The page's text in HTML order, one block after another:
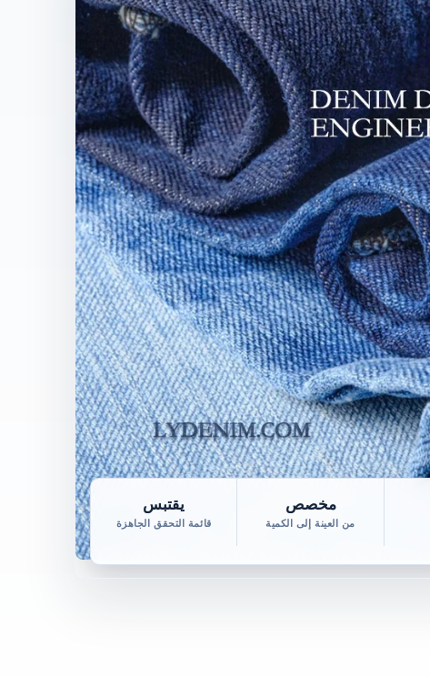
مخصص
من العينة إلى الكمية
يقتبس
قائمة التحقق الجاهزة